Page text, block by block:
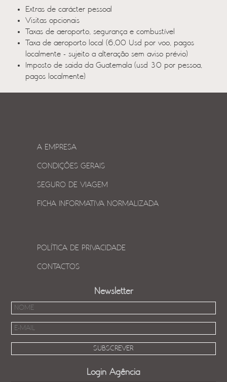
Extras de carácter pessoal
Visitas opcionais
Taxas de aeroporto, segurança e combustível
Taxa de aeroporto local (6,00 Usd por voo, pagos
localmente - sujeito a alteração sem aviso prévio)
Imposto de saida da Guatemala (usd 30 por pessoa,
pagos localmente)
A EMPRESA
CONDIÇÕES GERAIS
SEGURO DE VIAGEM
FICHA INFORMATIVA NORMALIZADA
POLÍTICA DE PRIVACIDADE
CONTACTOS
Newsletter
Login Agência